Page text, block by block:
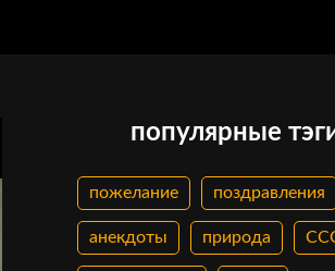
популярные
пожелание поздравления
анекдоты природа